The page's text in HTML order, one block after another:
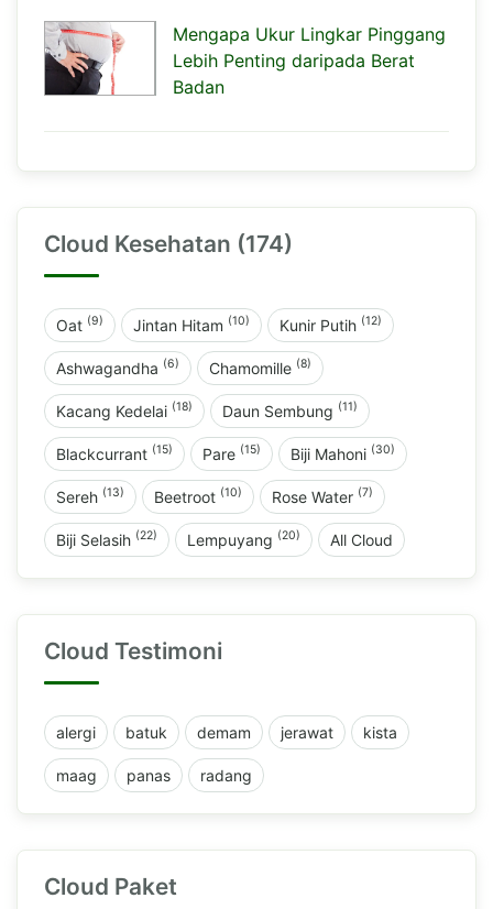
Mengapa Ukur Lingkar Pinggang
Lebih Penting daripada Berat
Badan
Cloud Kesehatan (174)
Oat (9) Jintan Hitam (10) Kunir Putih (12)
Ashwagandha (6) Chamomille (8)
Kacang Kedelai (18) Daun Sembung (11)
Blackcurrant (15) Pare (15) Biji Mahoni (30)
Sereh (13) Beetroot (10) Rose Water (7)
Biji Selasih (22) Lempuyang (20) All Cloud
Cloud Testimoni
alergi batuk demam jerawat kista
maag panas radang
Cloud Paket